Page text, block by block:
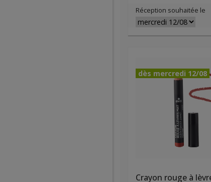
Réception souhaitée le
dès mercredi 12/08